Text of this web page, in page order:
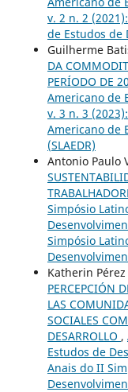
v. 2 n. 2
de Estudos de
Guilherme
DA
PERÍODO DE
Americano de
v. 3 n. 3
Americano de
(SLAEDR)
Antonio Paulo
Simpósio
Simpósio
Katherin
PERCEPCIÓN
LAS
SOCIALES
DESARROLLO ,
Estudos de
Anais do II